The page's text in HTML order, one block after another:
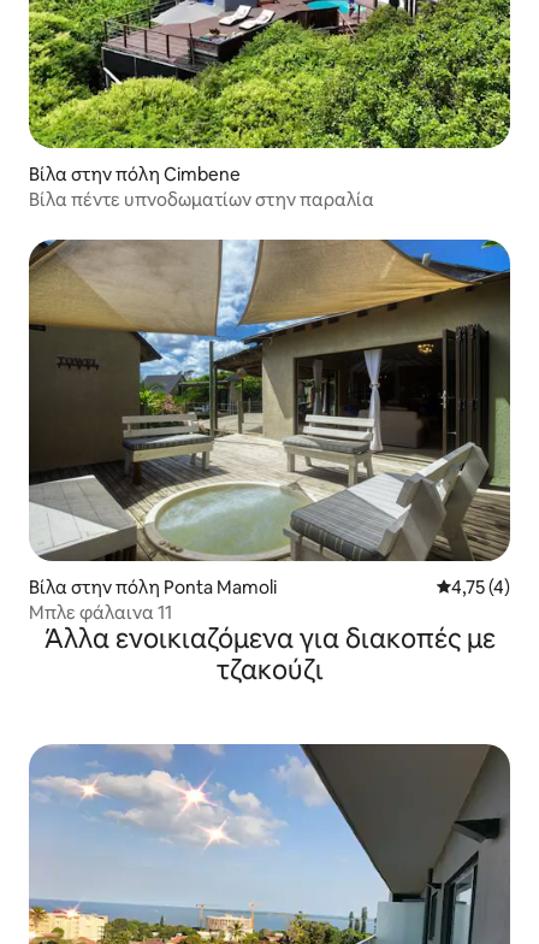
Βίλα στην πόλη Cimbene
Βίλα πέντε υπνοδωματίων στην παραλία
Βίλα στην πόλη Ponta Mamoli Μέση
4,75 (4)
Μπλε φάλαινα 11
Άλλα ενοικιαζόμενα για διακοπές με
τζακούζι